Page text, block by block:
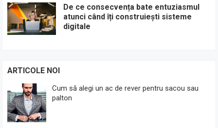
De ce consecvența bate entuziasmul
atunci când îți construiești sisteme
digitale
ARTICOLE NOI
Cum să alegi un ac de rever pentru sacou sau
palton